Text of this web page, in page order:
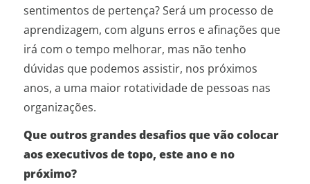
sentimentos de pertença? Será um processo de
aprendizagem, com alguns erros e afinações que
irá com o tempo melhorar, mas não tenho
dúvidas que podemos assistir, nos próximos
anos, a uma maior rotatividade de pessoas nas
organizações.
Que outros grandes desafios que vão colocar
aos executivos de topo, este ano e no
próximo?